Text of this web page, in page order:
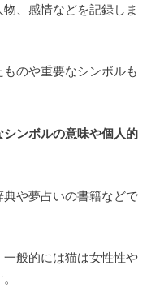
、感情などを記録しま
のや重要なシンボルも
ンボルの意味や個人的
や夢占いの書籍などで
般的には猫は女性性や